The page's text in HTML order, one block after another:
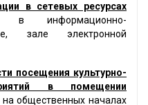
в сетевых ресурсах
в информационно-
зале электронной
посещения культурно-
в помещении
на общественных началах